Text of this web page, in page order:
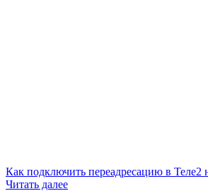
Как подключить переадресацию в Теле2
Читать далее